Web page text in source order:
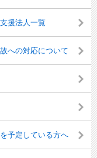
援法人一覧
への対応について
予定している方へ